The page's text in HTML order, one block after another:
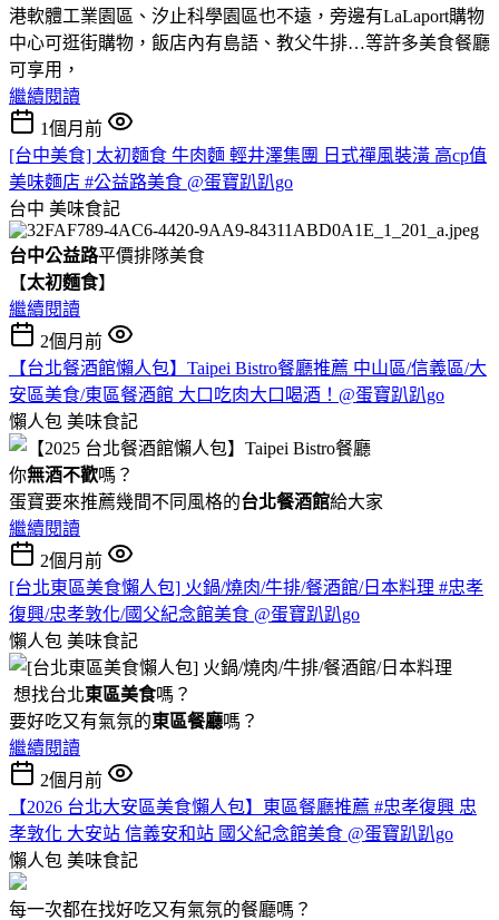
港軟體工業園區、汐止科學園區也不遠，旁邊有LaLaport購物
中心可逛街購物，飯店內有島語、教父牛排…等許多美食餐廳
可享用，
繼續閱讀
1個月前
[台中美食] 太初麵食 牛肉麵 輕井澤集團 日式禪風裝潢 高cp值
美味麵店 #公益路美食 @蛋寶趴趴go
台中 美味食記
台中公益路平價排隊美食
【太初麵食】
繼續閱讀
2個月前
【台北餐酒館懶人包】Taipei Bistro餐廳推薦 中山區/信義區/大
安區美食/東區餐酒館 大口吃肉大口喝酒！@蛋寶趴趴go
懶人包 美味食記
你無酒不歡嗎？
蛋寶要來推薦幾間不同風格的台北餐酒館給大家
繼續閱讀
2個月前
[台北東區美食懶人包] 火鍋/燒肉/牛排/餐酒館/日本料理 #忠孝
復興/忠孝敦化/國父紀念館美食 @蛋寶趴趴go
懶人包 美味食記
想找台北東區美食嗎？
要好吃又有氣氛的東區餐廳嗎？
繼續閱讀
2個月前
【2026 台北大安區美食懶人包】東區餐廳推薦 #忠孝復興 忠
孝敦化 大安站 信義安和站 國父紀念館美食 @蛋寶趴趴go
懶人包 美味食記
每一次都在找好吃又有氣氛的餐廳嗎？